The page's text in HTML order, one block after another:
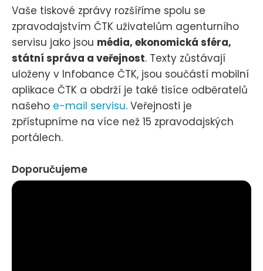
Vaše tiskové zprávy rozšíříme spolu se
zpravodajstvím ČTK uživatelům agenturního
servisu jako jsou média, ekonomická sféra,
státní správa a veřejnost. Texty zůstávají
uloženy v Infobance ČTK, jsou součástí mobilní
aplikace ČTK a obdrží je také tisíce odběratelů
našeho e-mail servisu. Veřejnosti je
zpřístupníme na více než 15 zpravodajských
portálech.
Doporučujeme